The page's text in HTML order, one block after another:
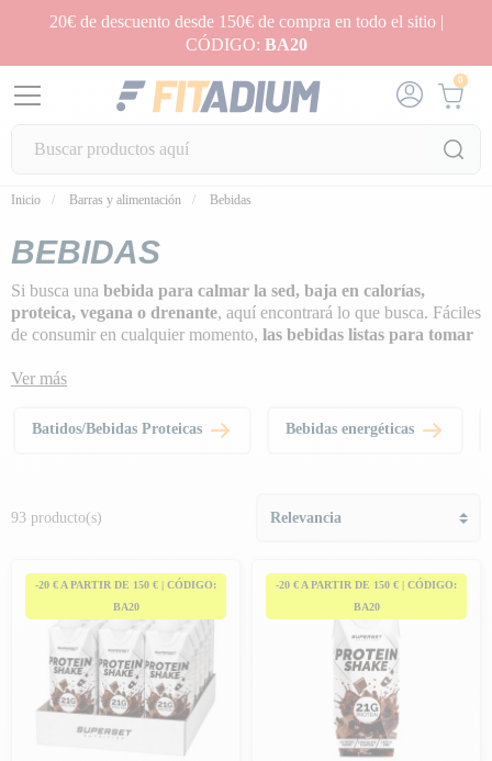
20€ de descuento desde 150€ de compra en todo el sitio |
CÓDIGO: BA20
0
Inicio Barras y alimentación Bebidas
BEBIDAS
Si busca una bebida para calmar la sed, baja en calorías,
proteica, vegana o drenante, aquí encontrará lo que busca. Fáciles
de consumir en cualquier momento, las bebidas listas para tomar
Ver más
Batidos/Bebidas Proteicas Bebidas energéticas
93 producto(s)
-20 € A PARTIR DE 150 € | CÓDIGO:
BA20
-20 € A PARTIR DE 150 € | CÓDIGO:
BA20